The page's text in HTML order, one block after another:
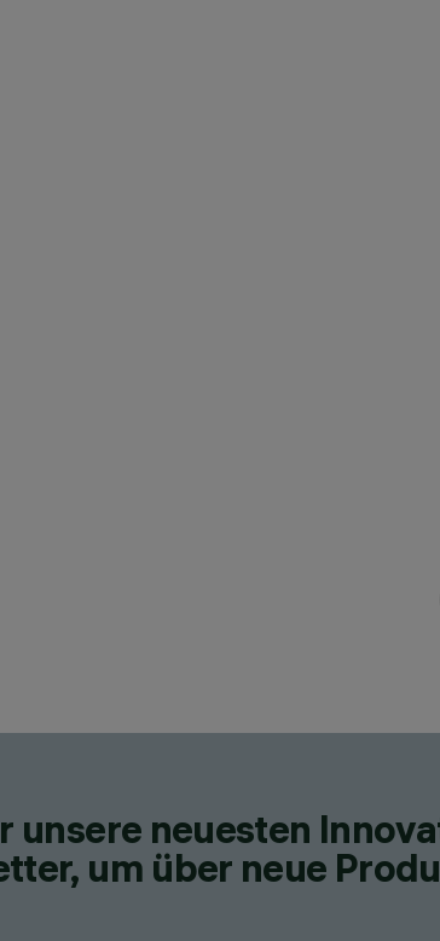
unsere neuesten
um über neue